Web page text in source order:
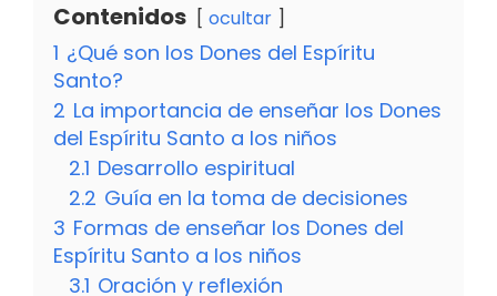
Contenidos ocultar
1 ¿Qué son los Dones del Espíritu
Santo?
2 La importancia de enseñar los Dones
del Espíritu Santo a los niños
2.1 Desarrollo espiritual
2.2 Guía en la toma de decisiones
3 Formas de enseñar los Dones del
Espíritu Santo a los niños
3.1 Oración y reflexión